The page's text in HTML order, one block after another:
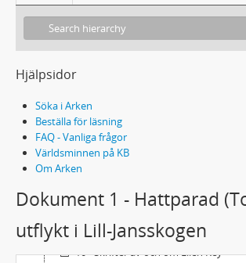
Hjälpsidor
Söka i Arken
Beställa för läsning
FAQ - Vanliga frågor
Världsminnen på KB
Om Arken
Dokument 1 - Hattparad
utflykt i Lill-Jansskogen
2 - Brev mellan olika personer
3 - Protokollsböcker
4 - Kassaböcker
5 - Program
7 - Kvitton och räkningar
8 - Telegram och festskrifter
9 - Jubileumsskrift för samkvämet
10 - Skrifter av och om Ellen Key